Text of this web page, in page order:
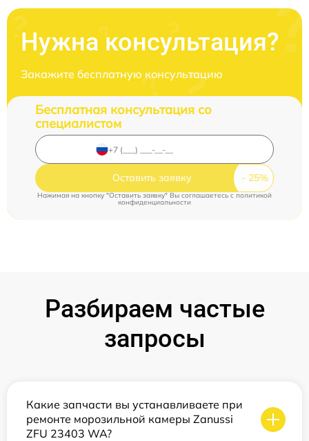
Нужна консультация?
Закажите бесплатную консультацию
Бесплатная консультация со
специалистом
Оставить заявку
Нажимая на кнопку "Оставить заявку" Вы соглашаетесь cполитикой
конфиденциальности
Разбираем частые
запросы
Какие запчасти вы устанавливаете при
ремонте морозильной камеры Zanussi
ZFU 23403 WA?